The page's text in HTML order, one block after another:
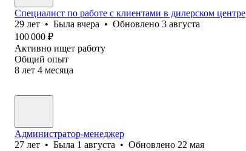
Специалист по работе с клиентами в дилерском центре
29 лет • Была вчера • Обновлено 3 августа
100 000 ₽
Активно ищет работу
Общий опыт
8 лет 4 месяца
Администратор-менеджер
27 лет • Была 1 августа • Обновлено 22 мая